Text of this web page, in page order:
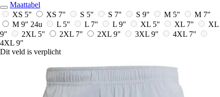
Maattabel
XS 5"
XS 7" S 5" S 7" S 9" M 5"
M 7"
M 9" 24u L 5" L 7" L 9" XL 5" XL 7"
XL
9"
2XL 5" 2XL 7" 2XL 9" 3XL 9"
4XL 7"
4XL 9"
Dit veld is verplicht